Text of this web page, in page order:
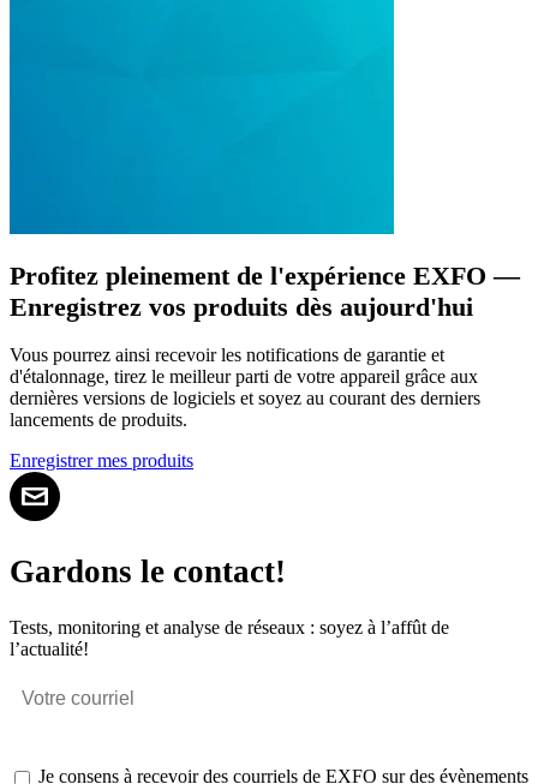
Profitez pleinement de l'expérience EXFO —
Enregistrez vos produits dès aujourd'hui
Vous pourrez ainsi recevoir les notifications de garantie et
d'étalonnage, tirez le meilleur parti de votre appareil grâce aux
dernières versions de logiciels et soyez au courant des derniers
lancements de produits.
Enregistrer mes produits
Gardons le contact!
Tests, monitoring et analyse de réseaux : soyez à l’affût de
l’actualité!
Je consens à recevoir des courriels de EXFO sur des évènements